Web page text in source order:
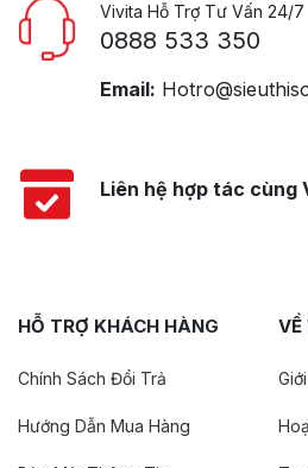
Vivita Hỗ Trợ Tư Vấn 24/7
0888 533 350
Email:
Liên hệ hợp tác cùng
HỖ TRỢ KHÁCH HÀNG
Chính Sách Đổi Trả
Hướng Dẫn Mua Hàng
VỀ